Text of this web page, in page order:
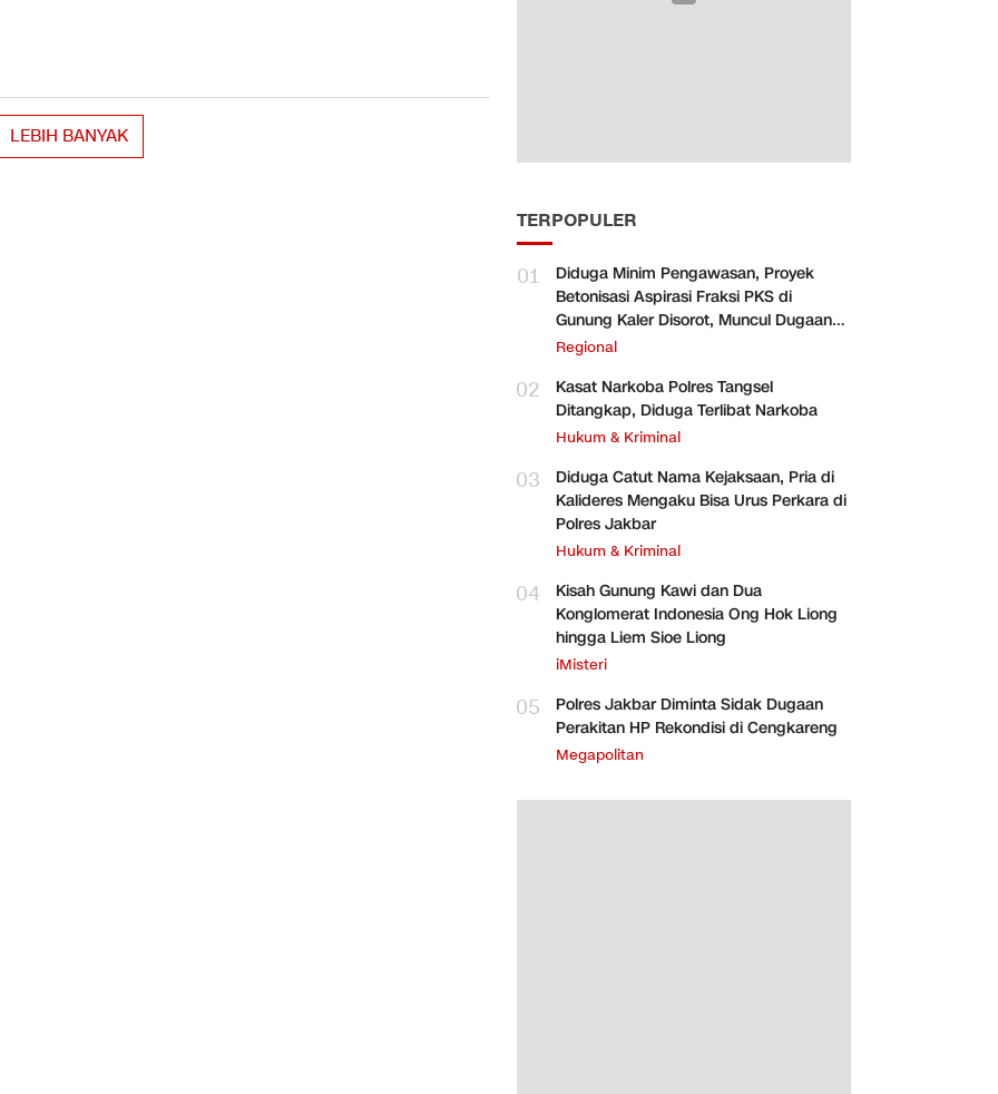
LEBIH BANYAK
TERPOPULER
01
Diduga Minim Pengawasan, Proyek
Betonisasi Aspirasi Fraksi PKS di
Gunung Kaler Disorot, Muncul Dugaan
Pengurangan Volume
Regional
02
Kasat Narkoba Polres Tangsel
Ditangkap, Diduga Terlibat Narkoba
Hukum & Kriminal
03
Diduga Catut Nama Kejaksaan, Pria di
Kalideres Mengaku Bisa Urus Perkara di
Polres Jakbar
Hukum & Kriminal
04
Kisah Gunung Kawi dan Dua
Konglomerat Indonesia Ong Hok Liong
hingga Liem Sioe Liong
iMisteri
05
Polres Jakbar Diminta Sidak Dugaan
Perakitan HP Rekondisi di Cengkareng
Megapolitan